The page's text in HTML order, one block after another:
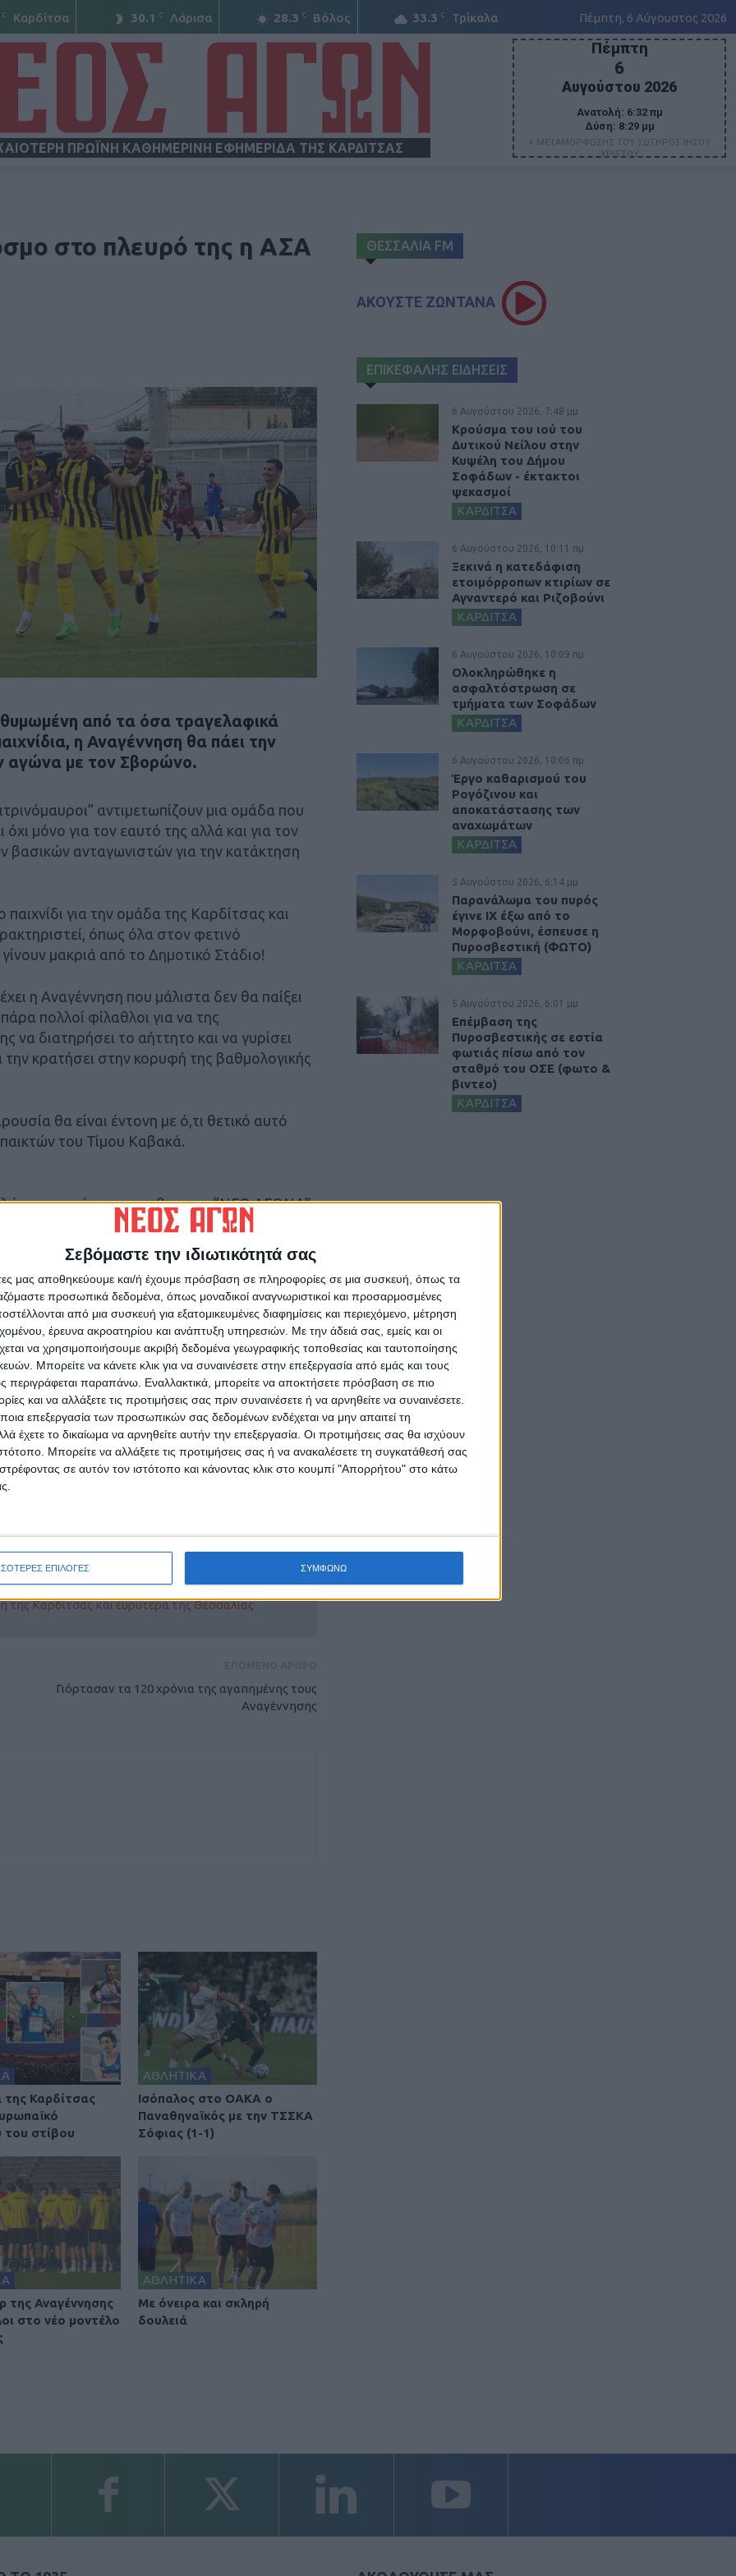
Σεβόμαστε την ιδιωτικότητά σας
μας αποθηκεύουμε και/ή έχουμε πρόσβαση σε πληροφορίες σε μια συσκευή, όπως τα
προσωπικά δεδομένα, όπως μοναδικοί αναγνωριστικοί και προσαρμοσμένες
από μια συσκευή για εξατομικευμένες διαφημίσεις και περιεχόμενο, μέτρηση
έρευνα ακροατηρίου και ανάπτυξη υπηρεσιών. Με την άδειά σας, εμείς και οι
να χρησιμοποιήσουμε ακριβή δεδομένα γεωγραφικής τοποθεσίας και ταυτοποίησης
Μπορείτε να κάνετε κλικ για να συναινέσετε στην επεξεργασία από εμάς και τους
περιγράφεται παραπάνω. Εναλλακτικά, μπορείτε να αποκτήσετε πρόσβαση σε πιο
και να αλλάξετε τις προτιμήσεις σας πριν συναινέσετε ή να αρνηθείτε να συναινέσετε.
επεξεργασία των προσωπικών σας δεδομένων ενδέχεται να μην απαιτεί τη
έχετε το δικαίωμα να αρνηθείτε αυτήν την επεξεργασία. Οι προτιμήσεις σας θα ισχύουν
Μπορείτε να αλλάξετε τις προτιμήσεις σας ή να ανακαλέσετε τη συγκατάθεσή σας
σε αυτόν τον ιστότοπο και κάνοντας κλικ στο κουμπί "Απορρήτου" στο κάτω
ΕΠΙΛΟΓΕΣ ΣΥΜΦΩΝΩ
C Καρδίτσα 30.1 C Λάρισα 28.3 C Βόλος 33.3 C Τρίκαλα Πέμπτη, 6 Αύγουστος 2026
ΠΡΩΪΝΗ ΚΑΘΗΜΕΡΙΝΗ ΕΦΗΜΕΡΙΔΑ ΤΗΣ ΚΑΡΔΙΤΣΑΣ
Πέμπτη
6
Αυγούστου 2026
Ανατολή: 6:32 πμ
Δύση: 8:29 μμ
+ ΜΕΤΑΜΟΡΦΩΣΗΣ ΤΟΥ ΣΩΤΗΡΟΣ ΙΗΣΟΥ
ΧΡΙΣΤΟΥ
στο πλευρό της η ΑΣΑ
από τα όσα τραγελαφικά
η Αναγέννηση θα πάει την
αγώνα με τον Σβορώνο.
αντιμετωπίζουν μια ομάδα που
μόνο για τον εαυτό της αλλά και για τον
βασικών ανταγωνιστών για την κατάκτηση
παιχνίδι για την ομάδα της Καρδίτσας και
όπως όλα στον φετινό
μακριά από το Δημοτικό Στάδιο!
η Αναγέννηση που μάλιστα δεν θα παίξει
πολλοί φίλαθλοι για να της
διατηρήσει το αήττητο και να γυρίσει
κρατήσει στην κορυφή της βαθμολογικής
θα είναι έντονη με ό,τι θετικό αυτό
του Τίμου Καβακά.
που έκανε προχθες στο “ΝΕΟ ΑΓΩΝΑ”
μίλησε για την ανάγκη
προσπάθεια στην οποία – όπως
εμπόδια.
αποφασιστικότητα και μάλιστα
συνέβησαν την περασμένη Κυριακή από τον
με το μπέρδεμα που πήγε να
στο συγκρότημα της Καρδίτσας φαίνεται
της απόστασης η αποστολή θ’ αναχωρήσει
ΝΕΟΣ ΑΓΩΝ στο Google News!
της Καρδίτσας και ευρύτερα της Θεσσαλίας
Γιόρτασαν τα 120 χρόνια της αγαπημένης τους
Αναγέννησης
της Καρδίτσας
του στίβου
ΑΘΛΗΤΙΚΑ
Ισόπαλος στο ΟΑΚΑ ο
Παναθηναϊκός με την ΤΣΣΚΑ
Σόφιας (1-1)
της Αναγέννησης
στο νέο μοντέλο
ΑΘΛΗΤΙΚΑ
Με όνειρα και σκληρή
δουλειά
ΘΕΣΣΑΛΙΑ FM
ΑΚΟΥΣΤΕ ΖΩΝΤΑΝΑ
ΕΠΙΚΕΦΑΛΗΣ ΕΙΔΗΣΕΙΣ
6 Αυγούστου 2026, 7:48 μμ
Κρούσμα του ιού του
Δυτικού Νείλου στην
Κυψέλη του Δήμου
Σοφάδων - έκτακτοι
ψεκασμοί
ΚΑΡΔΙΤΣΑ
6 Αυγούστου 2026, 10:11 πμ
Ξεκινά η κατεδάφιση
ετοιμόρροπων κτιρίων σε
Αγναντερό και Ριζοβούνι
ΚΑΡΔΙΤΣΑ
6 Αυγούστου 2026, 10:09 πμ
Ολοκληρώθηκε η
ασφαλτόστρωση σε
τμήματα των Σοφάδων
ΚΑΡΔΙΤΣΑ
6 Αυγούστου 2026, 10:06 πμ
Έργο καθαρισμού του
Ρογόζινου και
αποκατάστασης των
αναχωμάτων
ΚΑΡΔΙΤΣΑ
5 Αυγούστου 2026, 6:14 μμ
Παρανάλωμα του πυρός
έγινε ΙΧ έξω από το
Μορφοβούνι, έσπευσε η
Πυροσβεστική (ΦΩΤΟ)
ΚΑΡΔΙΤΣΑ
5 Αυγούστου 2026, 6:01 μμ
Επέμβαση της
Πυροσβεστικής σε εστία
φωτιάς πίσω από τον
σταθμό του ΟΣΕ (φωτο &
βιντεο)
ΚΑΡΔΙΤΣΑ